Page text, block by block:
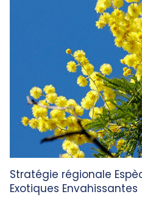
Stratégie régionale
Exotiques Envahissantes